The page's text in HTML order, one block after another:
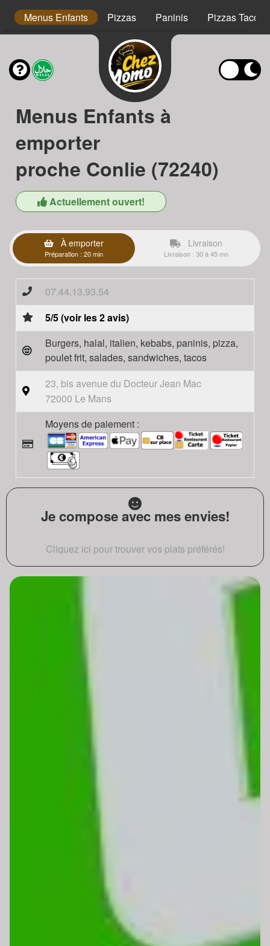
Menus Enfants Pizzas Paninis Pizzas Tacos
Menus Enfants à
emporter
proche Conlie (72240)
Actuellement ouvert!
À emporter
Préparation : 20 min
Livraison
Livraison : 30 à 45 mn
07.44.13.93.54
5/5 (voir les 2 avis)
Burgers, halal, italien, kebabs, paninis, pizza,
poulet frit, salades, sandwiches, tacos
23, bis avenue du Docteur Jean Mac
72000 Le Mans
Moyens de paiement :
Je compose avec mes envies!
Cliquez ici pour trouver vos plats préférés!